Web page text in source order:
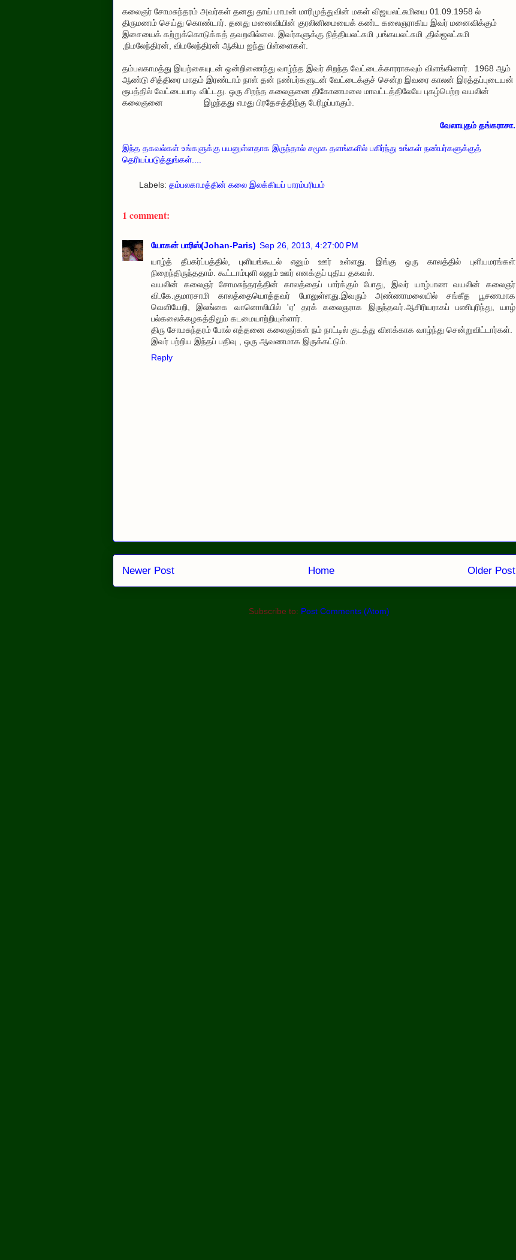
கலைஞர் சோமசுந்தரம் அவர்கள் தனது தாய் மாமன் மாரிமுத்துவின் மகள் விஜயலட்சுமியை 01.09.1958 ல்
திருமணம் செய்து கொண்டார். தனது மனைவியின் குரலினிமையைக் கண்ட கலைஞராகிய இவர் மனைவிக்கும்
இசையைக் கற்றுக்கொடுக்கத் தவறவில்லை. இவர்களுக்கு நித்தியலட்சுமி ,பங்கயலட்சுமி ,திவ்ஜலட்சுமி
,நிமலேந்திரன், விமலேந்திரன் ஆகிய ஐந்து பிள்ளைகள்.
தம்பலகாமத்து இயற்கையுடன் ஒன்றிணைந்து வாழ்ந்த இவர் சிறந்த வேட்டைக்காரராகவும் விளங்கினார். 1968 ஆம்
ஆண்டு சித்திரை மாதம் இரண்டாம் நாள் தன் நண்பர்களுடன் வேட்டைக்குச் சென்ற இவரை காலன் இரத்தப்புடையன்
ரூபத்தில் வேட்டையாடி விட்டது. ஒரு சிறந்த கலைஞனை திகோணமலை மாவட்டத்திலேயே புகழ்பெற்ற வயலின்
கலைஞனை இழந்தது எமது பிரதேசத்திற்கு பேரிழப்பாகும்.
வேலாயுதம் தங்கராசா.
இந்த தகவல்கள் உங்களுக்கு பயனுள்ளதாக இருந்தால் சமூக தளங்களில் பகிர்ந்து உங்கள் நண்பர்களுக்குத்
தெரியப்படுத்துங்கள்....
Labels: தம்பலகாமத்தின் கலை இலக்கியப் பாரம்பரியம்
1 comment:
யோகன் பாரிஸ்(Johan-Paris) Sep 26, 2013, 4:27:00 PM
யாழ்த் தீபகர்ப்பத்தில், புளியங்கூடல் எனும் ஊர் உள்ளது. இங்கு ஒரு காலத்தில் புளியமரங்கள்
நிறைந்திருந்ததாம். கூட்டாம்புளி எனும் ஊர் எனக்குப் புதிய தகவல்.
வயலின் கலைஞர் சோமசுந்தரத்தின் காலத்தைப் பார்க்கும் போது, இவர் யாழ்பாண வயலின் கலைஞர்
வி.கே.குமாரசாமி காலத்தையொத்தவர் போலுள்ளது.இவரும் அண்ணாமலையில் சங்கீத பூசணமாக
வெளியேறி, இலங்கை வானொலியில் 'ஏ' தரக் கலைஞராக இருந்தவர்.ஆசிரியராகப் பணிபுரிந்து, யாழ்
பல்கலைக்கழகத்திலும் கடமையாற்றியுள்ளார்.
திரு சோமசுந்தரம் போல் எத்தனை கலைஞர்கள் நம் நாட்டில் குடத்து விளக்காக வாழ்ந்து சென்றுவிட்டார்கள்.
இவர் பற்றிய இந்தப் பதிவு , ஒரு ஆவணமாக இருக்கட்டும்.
Reply
Newer Post Older Post
Home
Subscribe to: Post Comments (Atom)